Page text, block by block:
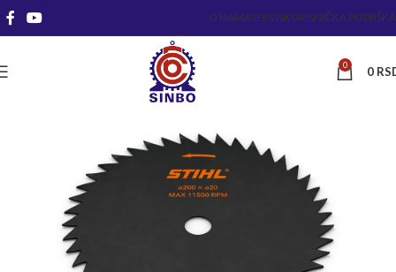
O NAMASERVISKORISNIČKA PODRŠKA
0 0